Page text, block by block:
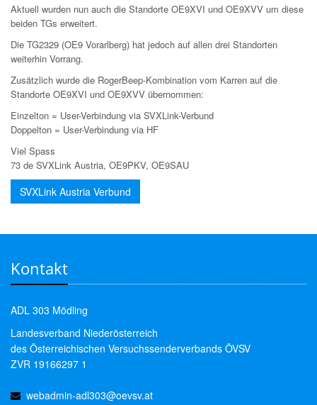
Aktuell wurden nun auch die Standorte OE9XVI und OE9XVV um diese
beiden TGs erweitert.
Die TG2329 (OE9 Vorarlberg) hat jedoch auf allen drei Standorten
weiterhin Vorrang.
Zusätzlich wurde die RogerBeep-Kombination vom Karren auf die
Standorte OE9XVI und OE9XVV übernommen:
Einzelton = User-Verbindung via SVXLink-Verbund
Doppelton = User-Verbindung via HF
Viel Spass
73 de SVXLink Austria, OE9PKV, OE9SAU
SVXLink Austria Verbund
Kontakt
ADL 303 Mödling
Landesverband Niederösterreich
des Österreichischen Versuchssenderverbands ÖVSV
ZVR 19166297 1
webadmin-adl303@oevsv.at